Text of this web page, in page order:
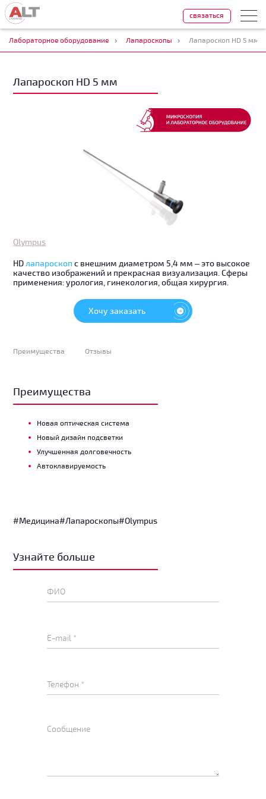
связаться
Лабораторное оборудование Лапароскопы Лапароскоп HD 5 мм
Лапароскоп HD 5 мм
Olympus
HDлапароскоп с внешним диаметром 5,4 мм – это высокое
качество изображений и прекрасная визуализация. Сферы
применения: урология, гинекология, общая хирургия.
Хочу заказать
Преимущества Отзывы
Преимущества
Новая оптическая система
Новый дизайн подсветки
Улучшенная долговечность
Автоклавируемость
#Медицина#Лапароскопы#Olympus
Узнайте больше